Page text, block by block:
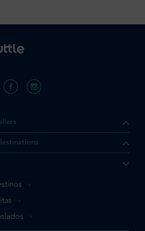
ya
a su